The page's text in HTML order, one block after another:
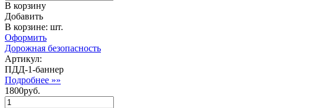
В корзину
Добавить
В корзине: шт.
Оформить
Дорожная безопасность
Артикул:
ПДД-1-баннер
Подробнее »»
1800руб.